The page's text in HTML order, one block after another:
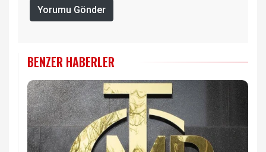
Yorumu Gönder
BENZER HABERLER